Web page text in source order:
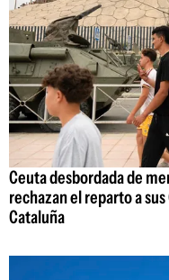
Ceuta desbordada de
rechazan el reparto a
Cataluña